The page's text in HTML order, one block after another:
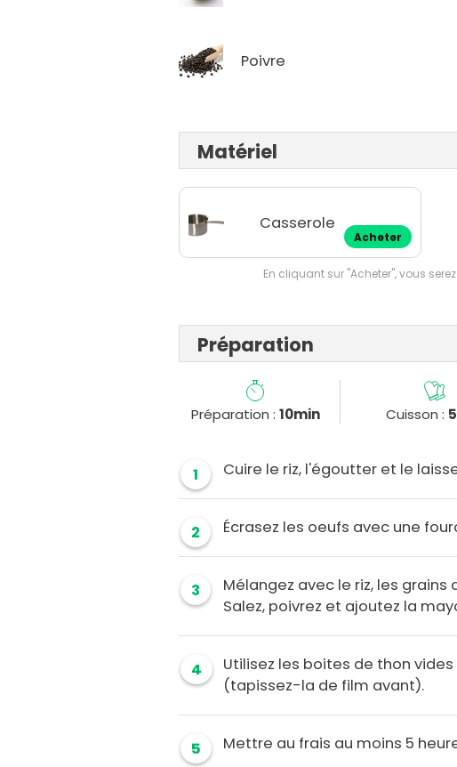
Poivre
Matériel
Casserole
Acheter
En cliquant sur "Acheter", vous
Préparation
Préparation : 10min Cuisson :
1 Cuire le riz, l'égoutter et le
2 Écrasez les oeufs avec une
3
Mélangez avec le riz, les
Salez, poivrez et ajoutez la
4
Utilisez les boites de thon
(tapissez-la de film avant).
5 Mettre au frais au moins 5